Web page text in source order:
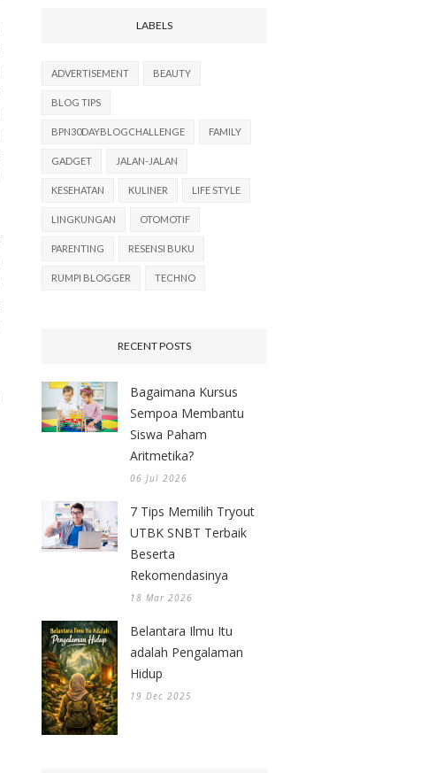
LABELS
ADVERTISEMENT BEAUTY
BLOG TIPS
BPN30DAYBLOGCHALLENGE FAMILY
GADGET JALAN-JALAN
KESEHATAN KULINER LIFE STYLE
LINGKUNGAN OTOMOTIF
PARENTING RESENSI BUKU
RUMPI BLOGGER TECHNO
RECENT POSTS
Bagaimana Kursus
Sempoa Membantu
Siswa Paham
Aritmetika?
06 Jul 2026
7 Tips Memilih Tryout
UTBK SNBT Terbaik
Beserta
Rekomendasinya
18 Mar 2026
Belantara Ilmu Itu
adalah Pengalaman
Hidup
19 Dec 2025